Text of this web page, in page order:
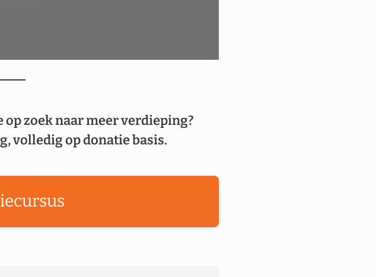
zoek naar meer verdieping?
volledig op donatie basis.